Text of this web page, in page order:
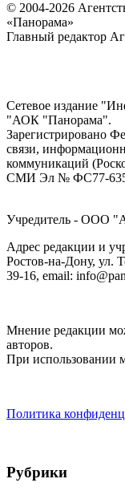
© 2004-2026
«Панорама»
Главный редактор
Сетевое издание
"АОК "Панорама".
Зарегистрировано
связи,
коммуникаций
СМИ Эл № ФС77-
Учредитель - ООО
Адрес редакции и
Ростов-на-Дону, ул.
39-16, email:
Мнение редакции
авторов.
При использовании
Политика
Рубрики